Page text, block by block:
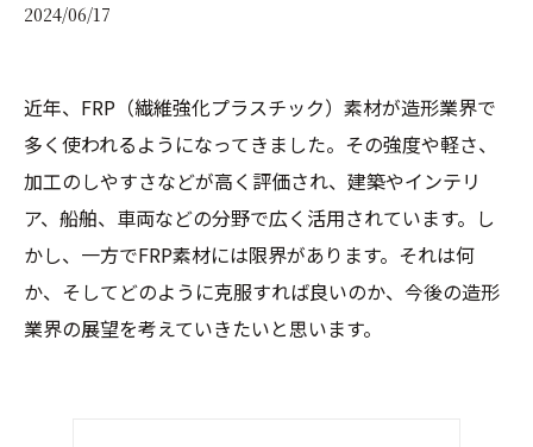
2024/06/17
近年、FRP（繊維強化プラスチック）素材が造形業界で
多く使われるようになってきました。その強度や軽さ、
加工のしやすさなどが高く評価され、建築やインテリ
ア、船舶、車両などの分野で広く活用されています。し
かし、一方でFRP素材には限界があります。それは何
か、そしてどのように克服すれば良いのか、今後の造形
業界の展望を考えていきたいと思います。